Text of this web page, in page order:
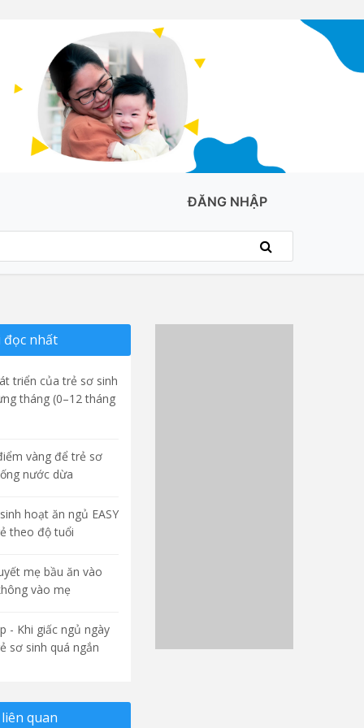
ĐĂNG NHẬP
nhất
triển của trẻ sơ sinh
tháng (0–12 tháng
vàng để trẻ sơ
nước dừa
hoạt ăn ngủ EASY
theo độ tuổi
mẹ bầu ăn vào
vào mẹ
- Khi giấc ngủ ngày
sơ sinh quá ngắn
quan